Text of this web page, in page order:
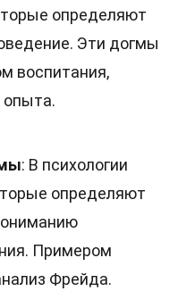
определяют
Эти догмы
воспитания,
опыта.
: В психологии
определяют
Примером
Фрейда.